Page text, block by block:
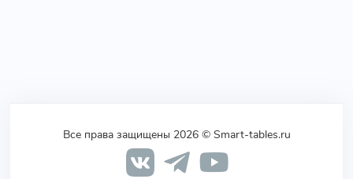
Все права защищены 2026 © Smart-tables.ru